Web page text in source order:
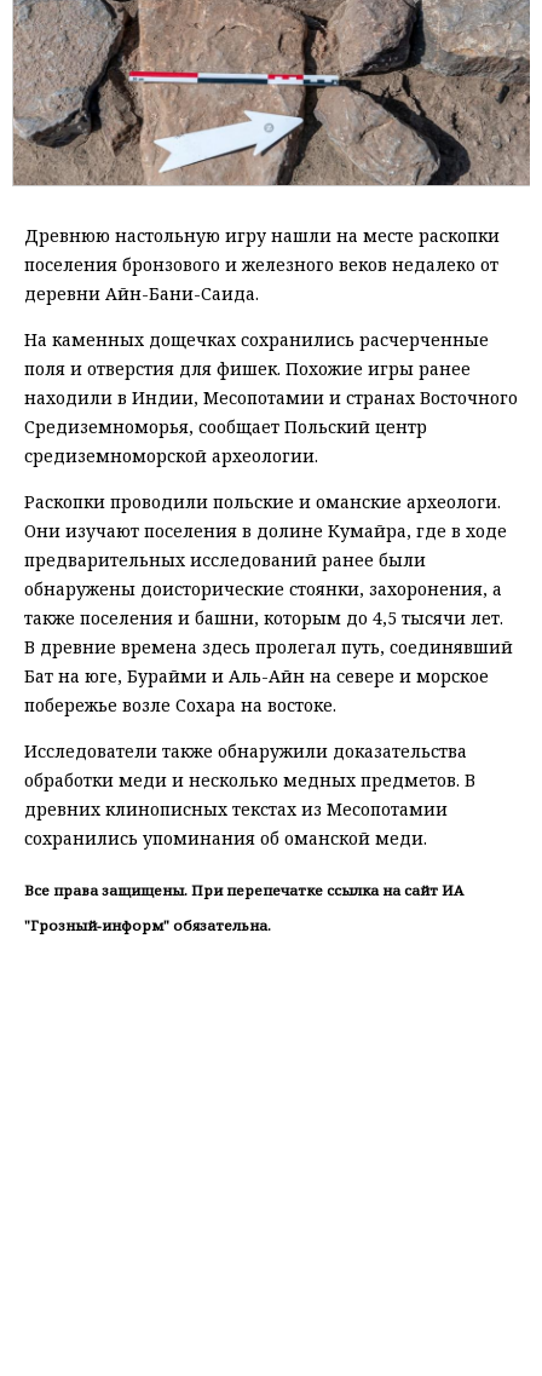
Древнюю настольную игру нашли на месте раскопки
поселения бронзового и железного веков недалеко от
деревни Айн-Бани-Саида.
На каменных дощечках сохранились расчерченные
поля и отверстия для фишек. Похожие игры ранее
находили в Индии, Месопотамии и странах Восточного
Средиземноморья, сообщает Польский центр
средиземноморской археологии.
Раскопки проводили польские и оманские археологи.
Они изучают поселения в долине Кумайра, где в ходе
предварительных исследований ранее были
обнаружены доисторические стоянки, захоронения, а
также поселения и башни, которым до 4,5 тысячи лет.
В древние времена здесь пролегал путь, соединявший
Бат на юге, Бурайми и Аль-Айн на севере и морское
побережье возле Сохара на востоке.
Исследователи также обнаружили доказательства
обработки меди и несколько медных предметов. В
древних клинописных текстах из Месопотамии
сохранились упоминания об оманской меди.
Все права защищены. При перепечатке ссылка на сайт ИА
"Грозный-информ" обязательна.